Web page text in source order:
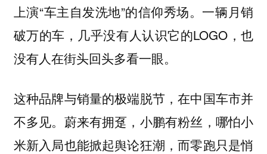
上演“车主自发洗地”的信仰秀场。一辆月销
破万的车，几乎没有人认识它的LOGO，也
没有人在街头回头多看一眼。
这种品牌与销量的极端脱节，在中国车市并
不多见。蔚来有拥趸，小鹏有粉丝，哪怕小
米新入局也能掀起舆论狂潮，而零跑只是悄